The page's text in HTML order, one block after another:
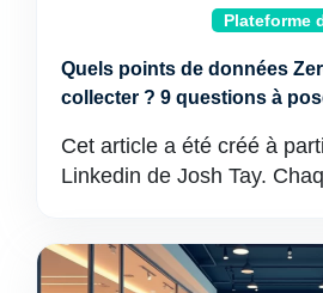
Plateforme
Quels points de données
collecter ? 9 questions à
Cet article a été créé à
Linkedin de Josh Tay.